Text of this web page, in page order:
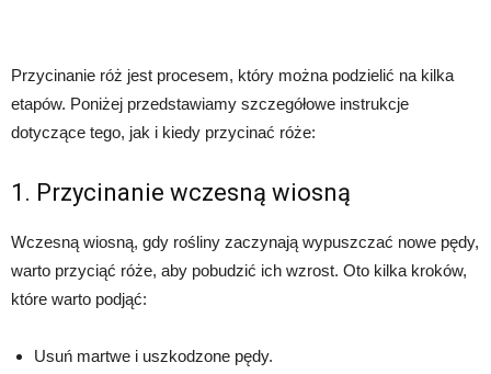
Przycinanie róż jest procesem, który można podzielić na kilka
etapów. Poniżej przedstawiamy szczegółowe instrukcje
dotyczące tego, jak i kiedy przycinać róże:
1. Przycinanie wczesną wiosną
Wczesną wiosną, gdy rośliny zaczynają wypuszczać nowe pędy,
warto przyciąć róże, aby pobudzić ich wzrost. Oto kilka kroków,
które warto podjąć:
Usuń martwe i uszkodzone pędy.